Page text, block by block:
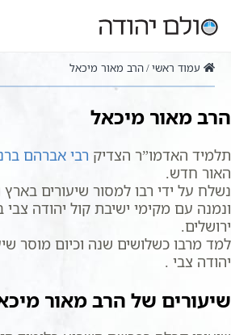
הרב מאור מיכאל
עמוד ראשי הרב מאור מיכאל
הרב מאור מיכאל
תלמיד האדמו”ר הצדיק רבי אברהם
האור חדש.
נשלח על ידי רבו למסור שיעורים בארץ
ונמנה עם מקימי ישיבת קול יהודה
ירושלים.
למד מרבו כשלושים שנה וכיום מוסר
יהודה צבי .
שיעורים של הרב מאור